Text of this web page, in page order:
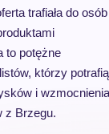
trafiała do osób
to potężne
którzy potrafią
i wzmocnienia
z Brzegu.